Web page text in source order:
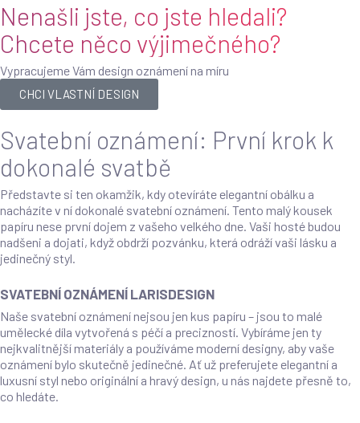
Nenašli jste, co jste hledali?
Chcete něco výjimečného?
Vypracujeme Vám design oznámení na míru
CHCI VLASTNÍ DESIGN
Svatební oznámení: První krok k
dokonalé svatbě
Představte si ten okamžik, kdy otevíráte elegantní obálku a
nacházíte v ní dokonalé svatební oznámení. Tento malý kousek
papíru nese první dojem z vašeho velkého dne. Vaši hosté budou
nadšeni a dojati, když obdrží pozvánku, která odráží vaši lásku a
jedinečný styl.
SVATEBNÍ OZNÁMENÍ LARISDESIGN
Naše svatební oznámení nejsou jen kus papíru – jsou to malé
umělecké díla vytvořená s péčí a precizností. Vybíráme jen ty
nejkvalitnější materiály a používáme moderní designy, aby vaše
oznámení bylo skutečně jedinečné. Ať už preferujete elegantní a
luxusní styl nebo originální a hravý design, u nás najdete přesně to,
co hledáte.